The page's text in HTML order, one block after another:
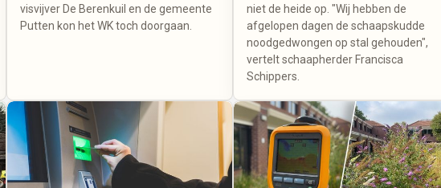
visvijver De Berenkuil en de gemeente
Putten kon het WK toch doorgaan.
niet de heide op. "Wij hebben de
afgelopen dagen de schaapskudde
noodgedwongen op stal gehouden",
vertelt schaapherder Francisca
Schippers.